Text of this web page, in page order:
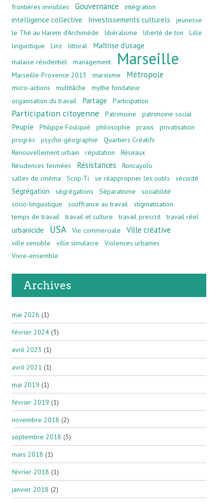
frontières invisibles
Gouvernance intégration
intelligence collective Investissements culturels
jeunesse
le Thé au Harem d’Archimède
libéralisme liberté de ton
Lille
linguistique
Linz littoral Maîtrise d’usage
malaise résidentiel management Marseille
Marseille-Provence 2013 marxisme Métropole
micro-actions multitâche
mythe fondateur
organisation du travail
Partage Participation
Participation citoyenne Patrimoine patrimoine social
Peuple Philippe Foulquié philosophie praxis
privatisation
progrès
psycho-géographie
Quartiers Créatifs
Renouvellement urbain
réputation
Réseaux
Résidences fermées
Résistances
Roncayolo
salles de cinéma
Scop-Ti se réapproprier les outils sécurité
Ségrégation ségrégations Séparatisme
sociabilité
socio-linguistique
souffrance au travail
stigmatisation
temps de travail
travail et culture travail prescrit travail réel
urbanicide USA Vie commerciale Ville créative
ville sensible ville simulacre
Violences urbaines
Vivre-ensemble
Archives
mai 2026 (1)
février 2024 (3)
avril 2023 (1)
avril 2021 (1)
mai 2019 (1)
février 2019 (1)
novembre 2018 (2)
septembre 2018 (3)
mars 2018 (1)
février 2018 (1)
janvier 2018 (2)